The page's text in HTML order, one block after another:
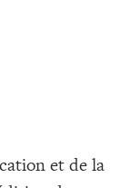
et de la